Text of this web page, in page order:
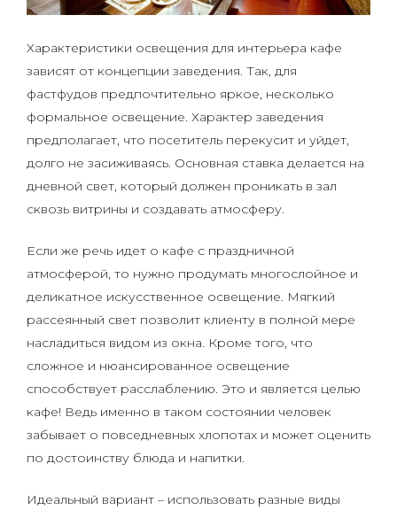
Характеристики освещения для интерьера кафе
зависят от концепции заведения. Так, для
фастфудов предпочтительно яркое, несколько
формальное освещение. Характер заведения
предполагает, что посетитель перекусит и уйдет,
долго не засиживаясь. Основная ставка делается на
дневной свет, который должен проникать в зал
сквозь витрины и создавать атмосферу.
Если же речь идет о кафе с праздничной
атмосферой, то нужно продумать многослойное и
деликатное искусственное освещение. Мягкий
рассеянный свет позволит клиенту в полной мере
насладиться видом из окна. Кроме того, что
сложное и нюансированное освещение
способствует расслаблению. Это и является целью
кафе! Ведь именно в таком состоянии человек
забывает о повседневных хлопотах и может оценить
по достоинству блюда и напитки.
Идеальный вариант – использовать разные виды